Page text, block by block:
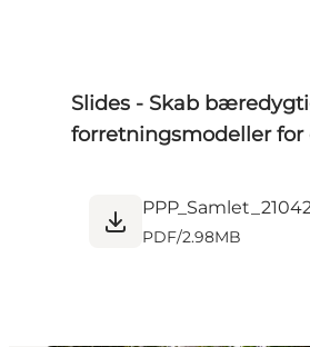
Slides - Skab
forretningsmodeller for
PDF/2.98MB